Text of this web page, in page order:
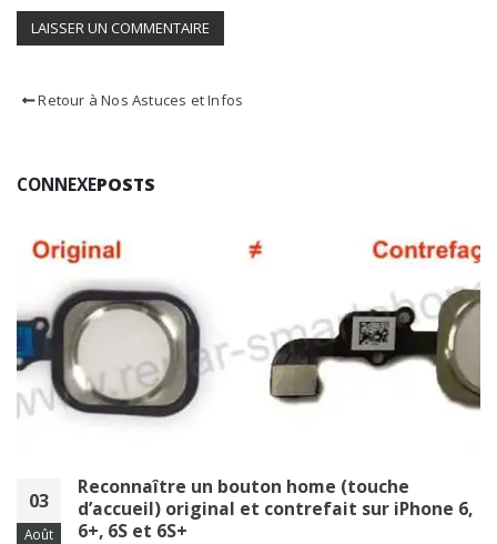
Retour à Nos Astuces et Infos
CONNEXEPOSTS
03
Août
Reconnaître un bouton home (touche
d’accueil) original et contrefait sur iPhone 6,
6+, 6S et 6S+